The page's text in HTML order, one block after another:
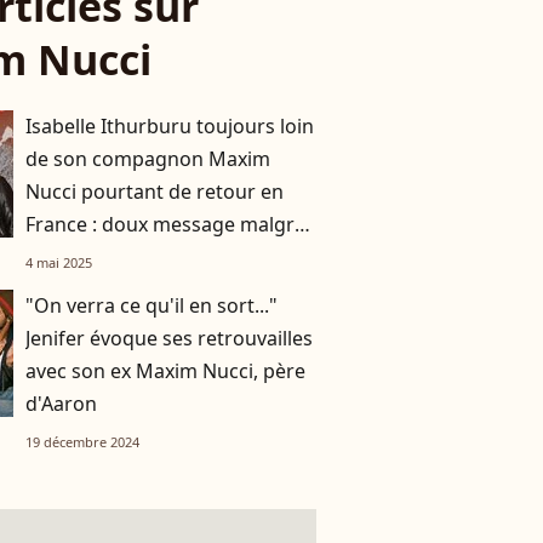
Nucci
Isabelle Ithurburu toujours loin
de son compagnon Maxim
Nucci pourtant de retour en
France : doux message malgré
la séparation
4 mai 2025
"On verra ce qu'il en sort..."
Jenifer évoque ses retrouvailles
avec son ex Maxim Nucci, père
d'Aaron
19 décembre 2024